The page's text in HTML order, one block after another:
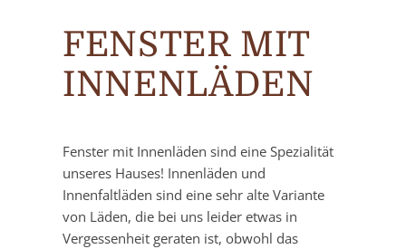
FENSTER MIT
INNENLÄDEN
Fenster mit Innenläden sind eine Spezialität
unseres Hauses! Innenläden und
Innenfaltläden sind eine sehr alte Variante
von Läden, die bei uns leider etwas in
Vergessenheit geraten ist, obwohl das